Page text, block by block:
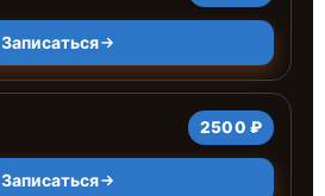
Записаться
2500 ₽
Записаться